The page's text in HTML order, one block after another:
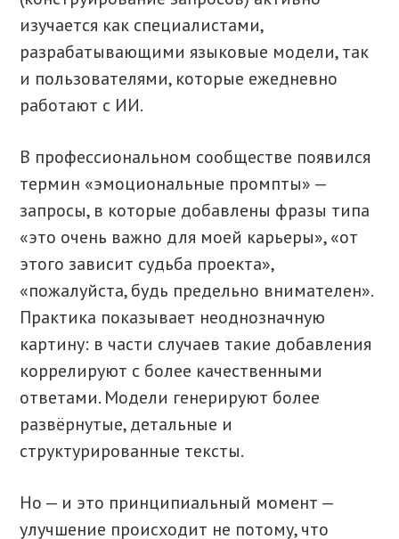
изучается как специалистами,
разрабатывающими языковые модели, так
и пользователями, которые ежедневно
работают с ИИ.
В профессиональном сообществе появился
термин «эмоциональные промпты» —
запросы, в которые добавлены фразы типа
«это очень важно для моей карьеры», «от
этого зависит судьба проекта»,
«пожалуйста, будь предельно внимателен».
Практика показывает неоднозначную
картину: в части случаев такие добавления
коррелируют с более качественными
ответами. Модели генерируют более
развёрнутые, детальные и
структурированные тексты.
Но — и это принципиальный момент —
улучшение происходит не потому, что